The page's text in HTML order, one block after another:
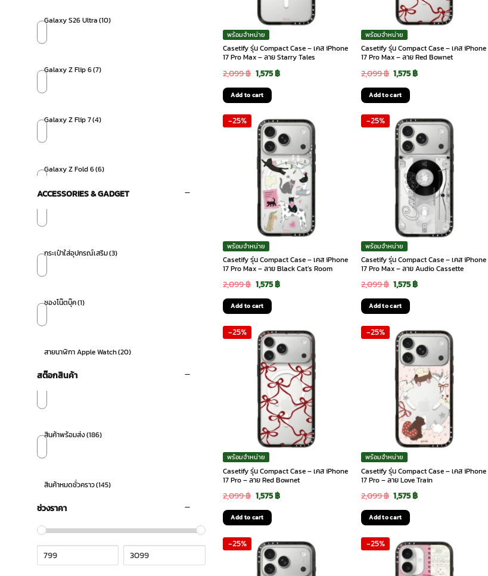
Galaxy S26 Ultra(10)
Galaxy Z Flip 6(7)
Galaxy Z Flip 7(4)
Galaxy Z Fold 6(6)
iPhone 17 Pro(38)
ACCESSORIES & GADGET
กระเป๋าใส่อุปกรณ์เสริม(3)
ซองโน๊ตบุ๊ค(1)
สายนาฬิกา Apple Watch(20)
สต๊อกสินค้า
สินค้าพร้อมส่ง(186)
สินค้าหมดชั่วคราว(145)
ช่วงราคา
พร้อมจำหน่าย
Casetify รุ่น Compact Case – เคส iPhone
17 Pro Max – ลาย Starry Tales
2,099฿ Original
price
was:
2,099 ฿.
1,575฿Current
1,575 ฿.
Add to cart
พร้อมจำหน่าย
Casetify รุ่น Compact Case – เคส iPhone
17 Pro Max – ลาย Red Bownet
2,099฿ Original
price
was:
2,099 ฿.
1,575฿Current
1,575 ฿.
Add to cart
-25%
พร้อมจำหน่าย
Casetify รุ่น Compact Case – เคส iPhone
17 Pro Max – ลาย Black Cat’s Room
2,099฿ Original
price
was:
2,099 ฿.
1,575฿Current
1,575 ฿.
Add to cart
-25%
พร้อมจำหน่าย
Casetify รุ่น Compact Case – เคส iPhone
17 Pro Max – ลาย Audio Cassette
2,099฿ Original
price
was:
2,099 ฿.
1,575฿Current
1,575 ฿.
Add to cart
-25%
พร้อมจำหน่าย
Casetify รุ่น Compact Case – เคส iPhone
17 Pro – ลาย Red Bownet
2,099฿ Original
price
was:
2,099 ฿.
1,575฿Current
1,575 ฿.
Add to cart
-25%
พร้อมจำหน่าย
Casetify รุ่น Compact Case – เคส iPhone
17 Pro – ลาย Love Train
2,099฿ Original
price
was:
2,099 ฿.
1,575฿Current
1,575 ฿.
Add to cart
-25% -25%